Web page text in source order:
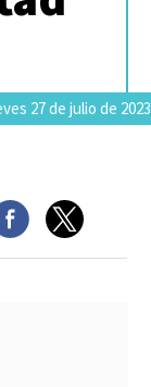
27 de julio de 2023